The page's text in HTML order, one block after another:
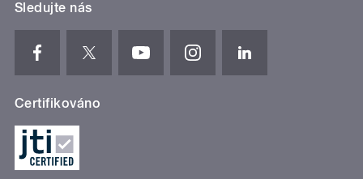
Sledujte nás
Certifikováno